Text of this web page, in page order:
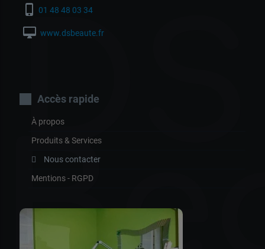
DS
phone_iphone 01 48 48 03 34
desktop_mac www.dsbeaute.fr
Accès rapide
À propos
Produits & Services
Nous contacter
Mentions - RGPD